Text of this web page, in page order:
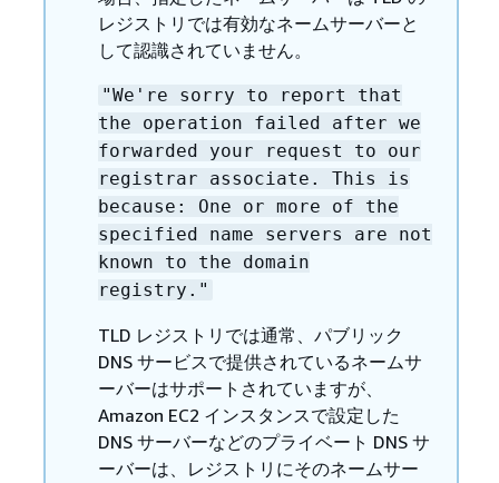
レジストリでは有効なネームサーバーと
して認識されていません。
"We're sorry to report that
the operation failed after we
forwarded your request to our
registrar associate. This is
because: One or more of the
specified name servers are not
known to the domain
registry."
TLD レジストリでは通常、パブリック
DNS サービスで提供されているネームサ
ーバーはサポートされていますが、
Amazon EC2 インスタンスで設定した
DNS サーバーなどのプライベート DNS サ
ーバーは、レジストリにそのネームサー